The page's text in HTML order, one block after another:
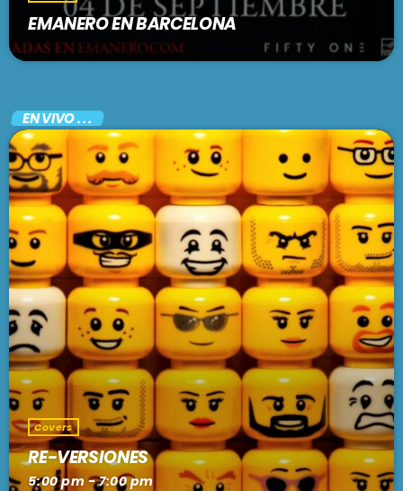
EMANERO EN BARCELONA
EN VIVO . . .
Covers
RE-VERSIONES
5:00 pm - 7:00 pm